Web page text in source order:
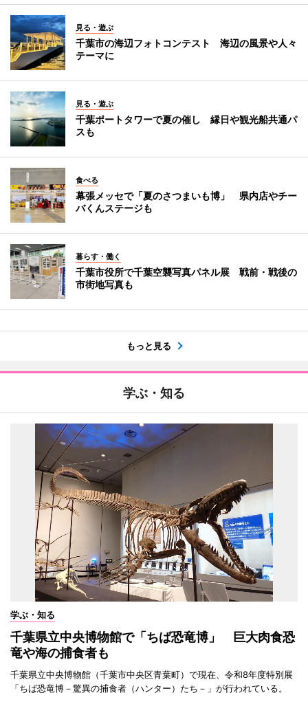
見る・遊ぶ
千葉市の海辺フォトコンテスト 海辺の風景や人々
テーマに
見る・遊ぶ
千葉ポートタワーで夏の催し 縁日や観光船共通パ
スも
食べる
幕張メッセで「夏のさつまいも博」 県内店やチー
バくんステージも
暮らす・働く
千葉市役所で千葉空襲写真パネル展 戦前・戦後の
市街地写真も
もっと見る
学ぶ・知る
学ぶ・知る
千葉県立中央博物館で「ちば恐竜博」 巨大肉食恐
竜や海の捕食者も
千葉県立中央博物館（千葉市中央区青葉町）で現在、令和8年度特別展
「ちば恐竜博－驚異の捕食者（ハンター）たち－」が行われている。